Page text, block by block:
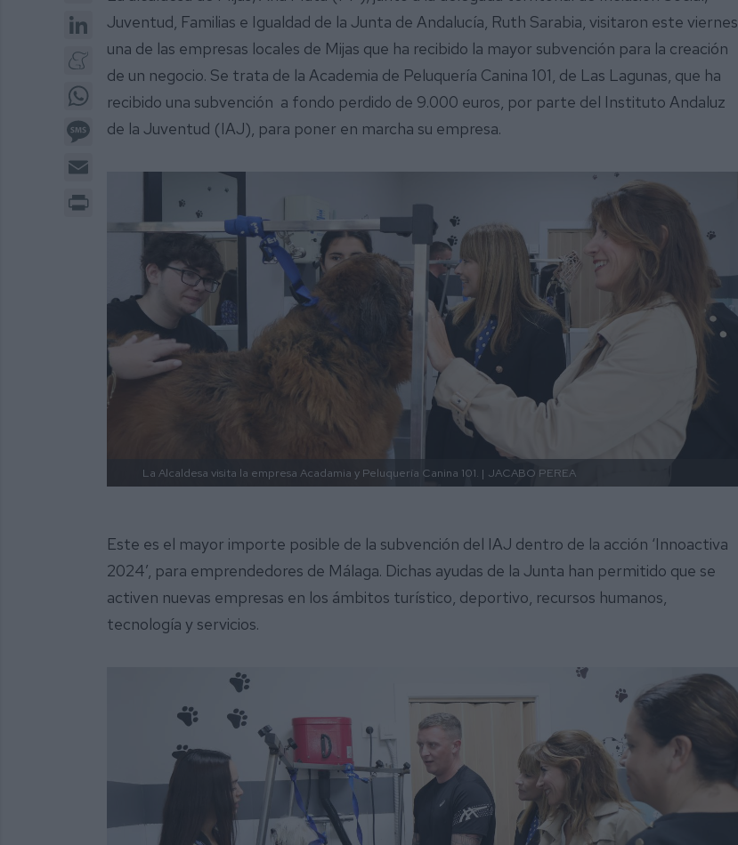
LinkedIn
Meneame
Message
Juventud, Familias e Igualdad de la Junta de Andalucía, Ruth Sarabia, visitaron este viernes
una de las empresas locales de Mijas que ha recibido la mayor subvención para la creación
de un negocio. Se trata de la Academia de Peluquería Canina 101, de Las Lagunas, que ha
recibido una subvención a fondo perdido de 9.000 euros, por parte del Instituto Andaluz
de la Juventud (IAJ), para poner en marcha su empresa.
La Alcaldesa visita la empresa Acadamia y Peluquería Canina 101. | JACABO PEREA
Este es el mayor importe posible de la subvención del IAJ dentro de la acción ‘Innoactiva
2024’, para emprendedores de Málaga. Dichas ayudas de la Junta han permitido que se
activen nuevas empresas en los ámbitos turístico, deportivo, recursos humanos,
tecnología y servicios.